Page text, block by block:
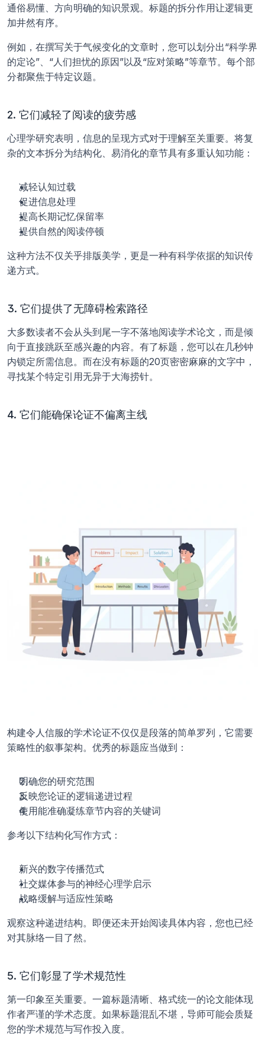
通俗易懂、方向明确的知识景观。标题的拆分作用让逻辑更
加井然有序。
例如，在撰写关于气候变化的文章时，您可以划分出“科学界
的定论”、“人们担忧的原因”以及“应对策略”等章节。每个部
分都聚焦于特定议题。
2. 它们减轻了阅读的疲劳感
心理学研究表明，信息的呈现方式对于理解至关重要。将复
杂的文本拆分为结构化、易消化的章节具有多重认知功能：
减轻认知过载
促进信息处理
提高长期记忆保留率
提供自然的阅读停顿
这种方法不仅关乎排版美学，更是一种有科学依据的知识传
递方式。
3. 它们提供了无障碍检索路径
大多数读者不会从头到尾一字不落地阅读学术论文，而是倾
向于直接跳跃至感兴趣的内容。有了标题，您可以在几秒钟
内锁定所需信息。而在没有标题的20页密密麻麻的文字中，
寻找某个特定引用无异于大海捞针。
4. 它们能确保论证不偏离主线
构建令人信服的学术论证不仅仅是段落的简单罗列，它需要
策略性的叙事架构。优秀的标题应当做到：
明确您的研究范围
反映您论证的逻辑递进过程
使用能准确凝练章节内容的关键词
参考以下结构化写作方式：
新兴的数字传播范式
社交媒体参与的神经心理学启示
战略缓解与适应性策略
观察这种递进结构。即便还未开始阅读具体内容，您也已经
对其脉络一目了然。
5. 它们彰显了学术规范性
第一印象至关重要。一篇标题清晰、格式统一的论文能体现
作者严谨的学术态度。如果标题混乱不堪，导师可能会质疑
您的学术规范与写作投入度。